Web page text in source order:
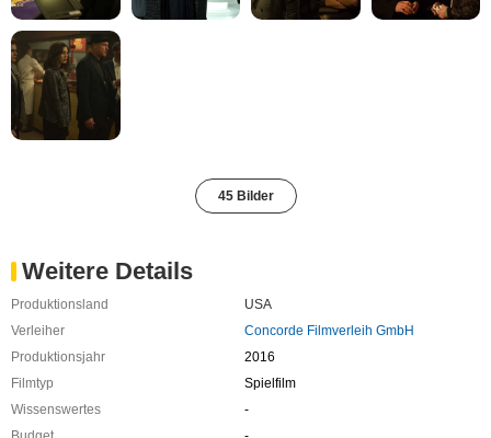
45 Bilder
Weitere Details
Produktionsland
USA
Verleiher
Concorde Filmverleih GmbH
Produktionsjahr
2016
Filmtyp
Spielfilm
Wissenswertes
-